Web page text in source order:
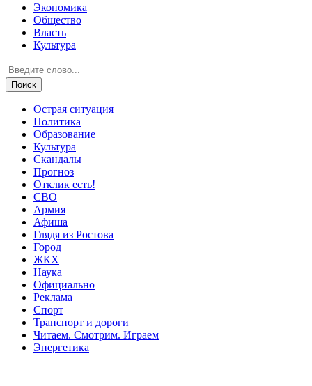
Экономика
Общество
Власть
Культура
Острая ситуация
Политика
Образование
Культура
Скандалы
Прогноз
Отклик есть!
СВО
Армия
Афиша
Глядя из Ростова
Город
ЖКХ
Наука
Официально
Реклама
Спорт
Транспорт и дороги
Читаем. Смотрим. Играем
Энергетика